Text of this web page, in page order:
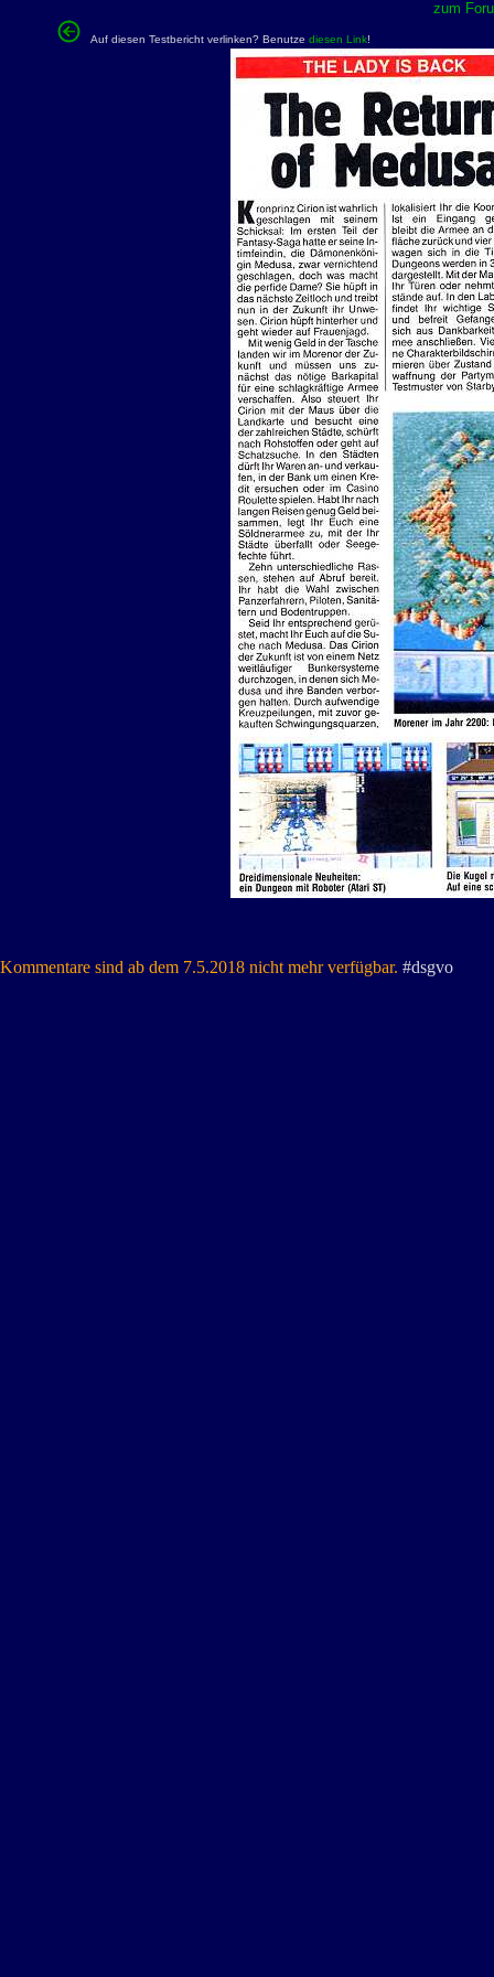
zum
Auf diesen Testbericht verlinken? Benutze diesen Link!
Kommentare sind ab dem 7.5.2018 nicht mehr verfügbar. #dsgvo